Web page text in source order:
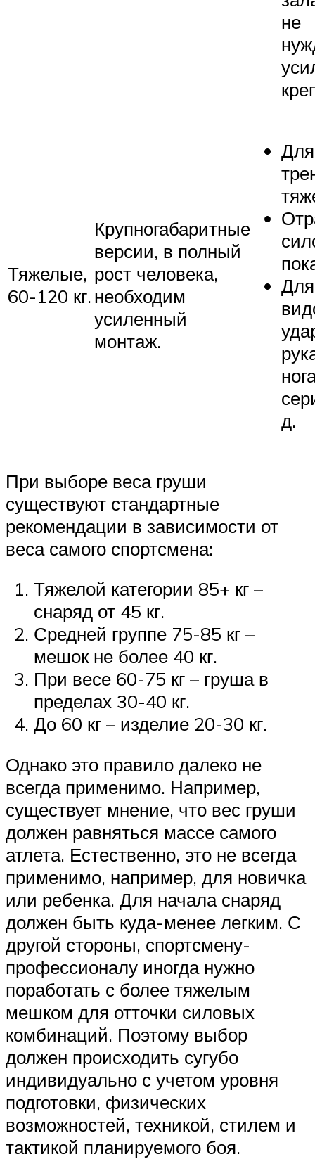
не
Тяжелые,
60-120 кг.
Крупногабаритные
версии, в полный
рост человека,
необходим
усиленный
монтаж.
Для
д.
При выборе веса груши
существуют стандартные
рекомендации в зависимости от
веса самого спортсмена:
Тяжелой категории 85+ кг –
снаряд от 45 кг.
Средней группе 75-85 кг –
мешок не более 40 кг.
При весе 60-75 кг – груша в
пределах 30-40 кг.
До 60 кг – изделие 20-30 кг.
Однако это правило далеко не
всегда применимо. Например,
существует мнение, что вес груши
должен равняться массе самого
атлета. Естественно, это не всегда
применимо, например, для новичка
или ребенка. Для начала снаряд
должен быть куда-менее легким. С
другой стороны, спортсмену-
профессионалу иногда нужно
поработать с более тяжелым
мешком для отточки силовых
комбинаций. Поэтому выбор
должен происходить сугубо
индивидуально с учетом уровня
подготовки, физических
возможностей, техникой, стилем и
тактикой планируемого боя.